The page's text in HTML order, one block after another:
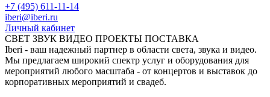
+7 (495) 611-11-14
iberi@iberi.ru
Личный кабинет
СВЕТ ЗВУК ВИДЕО ПРОЕКТЫ ПОСТАВКА
Iberi - ваш надежный партнер в области света, звука и видео.
Мы предлагаем широкий спектр услуг и оборудования для
мероприятий любого масштаба - от концертов и выставок до
корпоративных мероприятий и свадеб.